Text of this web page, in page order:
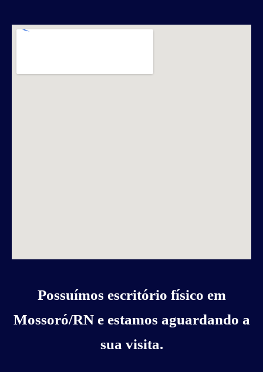
Possuímos escritório físico em
Mossoró/RN e estamos aguardando a
sua visita.